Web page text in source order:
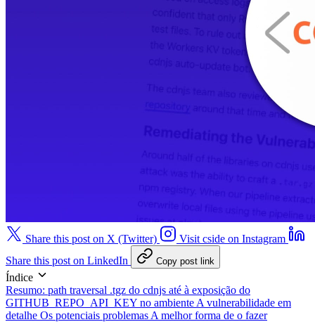
Share this post on X (Twitter)
Visit cside on Instagram
Share this post on LinkedIn
Copy post link
Índice
Resumo: path traversal .tgz do cdnjs até à exposição do
GITHUB_REPO_API_KEY no ambiente A vulnerabilidade em
detalhe Os potenciais problemas A melhor forma de o fazer